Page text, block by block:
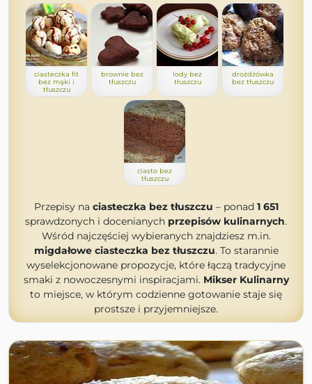
ciasteczka fit
bez mąki i
tłuszczu
brownie bez
tłuszczu
lody bez
tłuszczu
drożdżówka
bez tłuszczu
ciasto bez
tłuszczu
Przepisy na ciasteczka bez tłuszczu – ponad 1 651
sprawdzonych i docenianych przepisów kulinarnych.
Wśród najczęściej wybieranych znajdziesz m.in.
migdałowe ciasteczka bez tłuszczu. To starannie
wyselekcjonowane propozycje, które łączą tradycyjne
smaki z nowoczesnymi inspiracjami. Mikser Kulinarny
to miejsce, w którym codzienne gotowanie staje się
prostsze i przyjemniejsze.